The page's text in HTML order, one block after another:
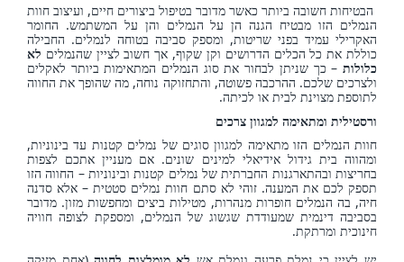
הבטיחות חשובה ביותר כאשר מדובר בטיפול ביצורים חיים, ועיצוב חוות
הנמלים הזו מבטיח הגנה הן על הנמלים והן על המשתמש. החומר
האקרילי עמיד בפני שריטות, ומספק סביבה בטוחה לנמלים. החבילה
כוללת את כל הכלים הדרושים וקן שקוף, אך חשוב לציין שהנמלים לא
כלולות – כך שניתן לבחור את סוג הנמלים המתאימות ביותר לאקלים
ולצרכים שלכם. ההרכבה פשוטה, והתחזוקה נוחה, מה שהופך את החווה
לתוספת מצוינת לבית או לכיתה.
ורסטילית ומתאימה למגוון צרכים
חוות הנמלים הזו מתאימה למגוון סוגים של נמלים קטנות עד בינוניות,
ומהווה בית גידול אידיאלי למינים שונים. אם מעניין אתכם לצפות
בחריצות ובהתארגנות החברתית של נמלים קטנות ובינוניות – החווה הזו
תספק לכם את המענה. זוהי לא סתם חוות נמלים סטטית – אלא סדנה
חיה, בה הנמלים חופרות מנהרות, מטילות ביצים ומחפשות מזון. מדובר
בסביבה דינמית שמעודדת שגשוג של הנמלים, ומספקת לצופה חוויה
חינוכית ומרתקת.